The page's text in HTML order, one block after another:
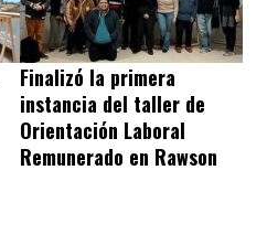
Finalizó la primera
instancia del taller de
Orientación Laboral
Remunerado en Rawson